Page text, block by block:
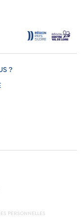
?
PERSONNELLES